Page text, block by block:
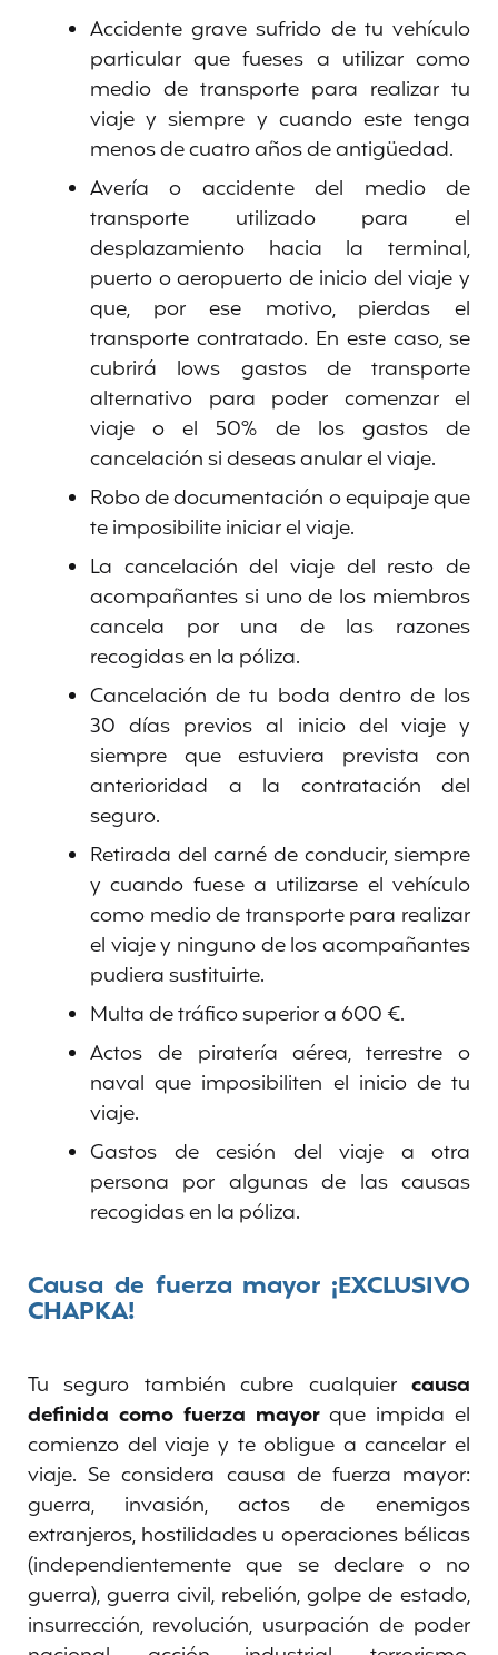
Accidente grave sufrido de tu vehículo
particular que fueses a utilizar como
medio de transporte para realizar tu
viaje y siempre y cuando este tenga
menos de cuatro años de antigüedad.
Avería o accidente del medio de
transporte utilizado para el
desplazamiento hacia la terminal,
puerto o aeropuerto de inicio del viaje y
que, por ese motivo, pierdas el
transporte contratado. En este caso, se
cubrirá lows gastos de transporte
alternativo para poder comenzar el
viaje o el 50% de los gastos de
cancelación si deseas anular el viaje.
Robo de documentación o equipaje que
te imposibilite iniciar el viaje.
La cancelación del viaje del resto de
acompañantes si uno de los miembros
cancela por una de las razones
recogidas en la póliza.
Cancelación de tu boda dentro de los
30 días previos al inicio del viaje y
siempre que estuviera prevista con
anterioridad a la contratación del
seguro.
Retirada del carné de conducir, siempre
y cuando fuese a utilizarse el vehículo
como medio de transporte para realizar
el viaje y ninguno de los acompañantes
pudiera sustituirte.
Multa de tráfico superior a 600 €.
Actos de piratería aérea, terrestre o
naval que imposibiliten el inicio de tu
viaje.
Gastos de cesión del viaje a otra
persona por algunas de las causas
recogidas en la póliza.
Causa de fuerza mayor ¡EXCLUSIVO
CHAPKA!
Tu seguro también cubre cualquier causa
definida como fuerza mayorque impida el
comienzo del viaje y te obligue a cancelar el
viaje. Se considera causa de fuerza mayor:
guerra, invasión, actos de enemigos
extranjeros, hostilidades u operaciones bélicas
(independientemente que se declare o no
guerra), guerra civil, rebelión, golpe de estado,
insurrección, revolución, usurpación de poder